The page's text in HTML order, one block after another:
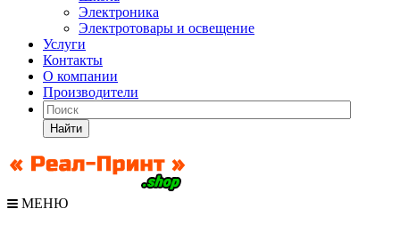
Электроника
Электротовары и освещение
Услуги
Контакты
О компании
Производители
Найти
МЕНЮ